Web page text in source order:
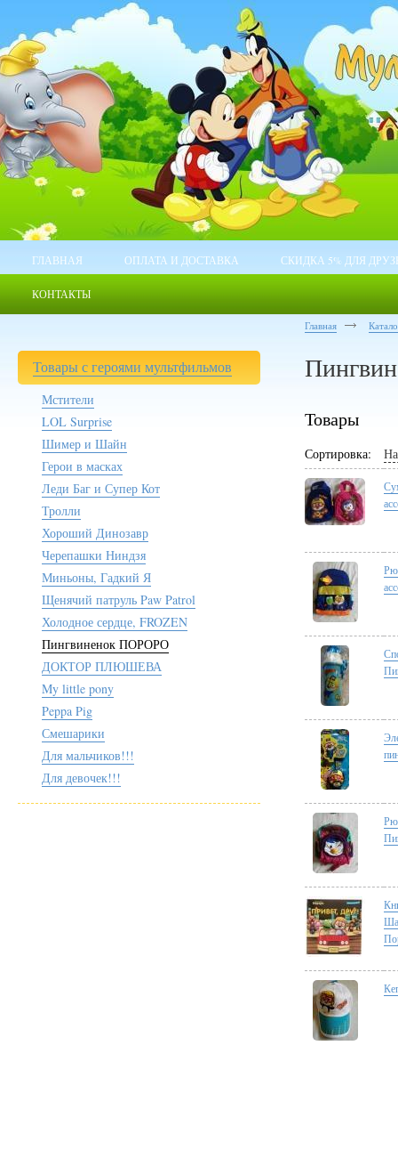
ГЛАВНАЯ ОПЛАТА И ДОСТАВКА СКИДКА 5% ДЛЯ
КОНТАКТЫ
Товары с героями мультфильмов
Мстители
LOL Surprise
Шимер и Шайн
Герои в масках
Леди Баг и Супер Кот
Тролли
Хороший Динозавр
Черепашки Ниндзя
Миньоны, Гадкий Я
Щенячий патруль Paw Patrol
Холодное сердце, FROZEN
Пингвиненок ПОРОРО
ДОКТОР ПЛЮШЕВА
My little pony
Peppa Pig
Смешарики
Для мальчиков!!!
Для девочек!!!
Главная
Товары
Сортировка: